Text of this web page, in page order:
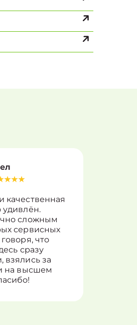
качественная
удивлён.
сложным
сервисных
что
сразу
взялись за
на высшем